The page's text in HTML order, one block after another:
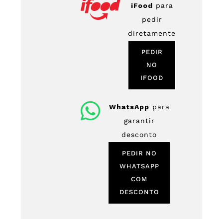
iFood para
pedir
diretamente
PEDIR
NO
IFOOD
WhatsApp para
garantir
desconto
PEDIR NO
WHATSAPP
COM
DESCONTO